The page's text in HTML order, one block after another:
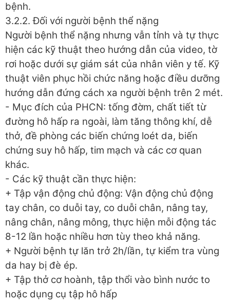
bệnh.
3.2.2. Đối với người bệnh thể nặng
Người bệnh thể nặng nhưng vẫn tỉnh và tự thực
hiện các kỹ thuật theo hướng dẫn của video, tờ
rơi hoặc dưới sự giám sát của nhân viên y tế. Kỹ
thuật viên phục hồi chức năng hoặc điều dưỡng
hướng dẫn đứng cách xa người bệnh trên 2 mét.
- Mục đích của PHCN: tống đờm, chất tiết từ
đường hô hấp ra ngoài, làm tăng thông khí, dễ
thở, đề phòng các biến chứng loét da, biến
chứng suy hô hấp, tim mạch và các cơ quan
khác.
- Các kỹ thuật cần thực hiện:
+ Tập vận động chủ động: Vận động chủ động
tay chân, co duỗi tay, co duỗi chân, nâng tay,
nâng chân, nâng mông, thực hiện mỗi động tác
8-12 lần hoặc nhiều hơn tùy theo khả năng.
+ Người bệnh tự lăn trở 2h/lần, tự kiểm tra vùng
da hay bị đè ép.
+ Tập thở cơ hoành, tập thổi vào bình nước to
hoặc dụng cụ tập hô hấp